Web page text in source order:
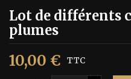
Lot de différents
plumes
10,00 € TTC